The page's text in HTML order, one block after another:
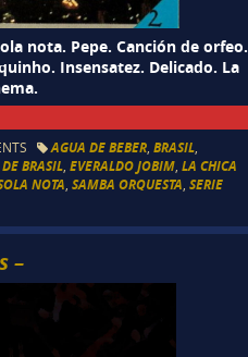
nota. Pepe. Canción de orfeo.
Insensatez. Delicado. La
AGUA DE BEBER ,BRASIL
BRASIL ,EVERALDO JOBIM ,LA CHICA
NOTA ,SAMBA ORQUESTA ,SERIE
–